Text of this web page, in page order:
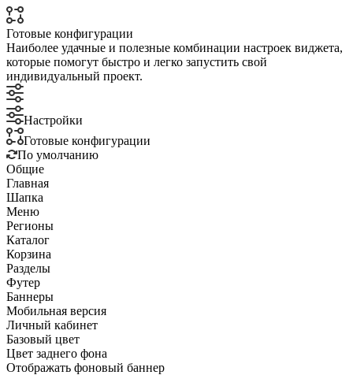
Готовые конфигурации
Наиболее удачные и полезные комбинации настроек виджета,
которые помогут быстро и легко запустить свой
индивидуальный проект.
Настройки
Готовые конфигурации
По умолчанию
Общие
Главная
Шапка
Меню
Регионы
Каталог
Корзина
Разделы
Футер
Баннеры
Мобильная версия
Личный кабинет
Базовый цвет
Цвет заднего фона
Отображать фоновый баннер